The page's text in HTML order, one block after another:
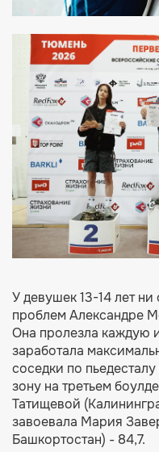
У девушек 13-14 лет ни
проблем Александре
Она пролезла каждую
заработала
соседки по
зону на третьем
Татищевой
завоевала Мария
Башкортостан) - 84,7.